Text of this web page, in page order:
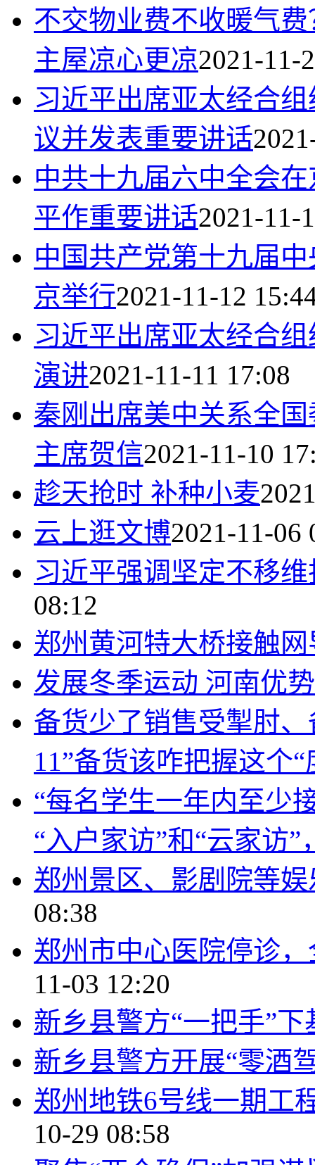
不交物业费不收暖气
主屋凉心更凉2021-11-
习近平出席亚太经合
议并发表重要讲话
中共十九届六中全会
平作重要讲话2021-11-
中国共产党第十九届
京举行2021-11-12
习近平出席亚太经合
演讲2021-11-11 17:08
秦刚出席美中关系全
主席贺信2021-11-10
趁天抢时 补种小麦
云上逛文博2021-11-06
习近平强调坚定不移
08:12
郑州黄河特大桥接触
发展冬季运动 河南优
备货少了销售受掣肘
11”备货该咋把握这个“
“每名学生一年内至
“入户家访”和“云家访
郑州景区、影剧院等
08:38
郑州市中心医院停诊
11-03 12:20
新乡县警方“一把手”
新乡县警方开展“零酒
郑州地铁6号线一期工
10-29 08:58